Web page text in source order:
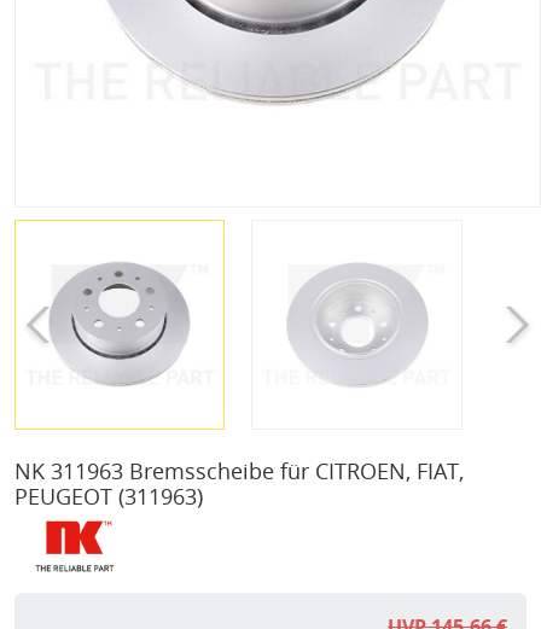
NK 311963 Bremsscheibe für CITROEN, FIAT,
PEUGEOT (311963)